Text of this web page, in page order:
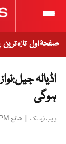
صفحۂ اول تازہ ترین
اڈیالہ
ہوگی
ویب ڈیسک | شائع